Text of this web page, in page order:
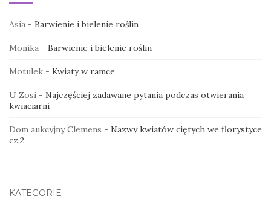
Asia - Barwienie i bielenie roślin
Monika - Barwienie i bielenie roślin
Motulek - Kwiaty w ramce
U Zosi - Najczęściej zadawane pytania podczas otwierania
kwiaciarni
Dom aukcyjny Clemens - Nazwy kwiatów ciętych we florystyce
cz.2
KATEGORIE